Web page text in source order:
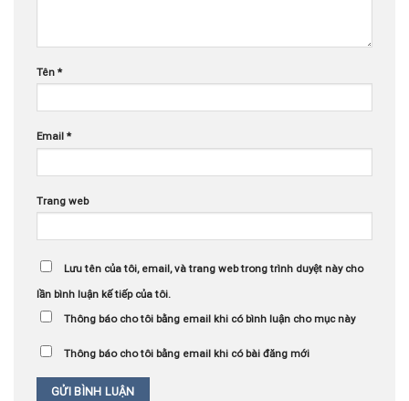
Tên *
Email *
Trang web
Lưu tên của tôi, email, và trang web trong trình duyệt này cho
lần bình luận kế tiếp của tôi.
Thông báo cho tôi bằng email khi có bình luận cho mục này
Thông báo cho tôi bằng email khi có bài đăng mới